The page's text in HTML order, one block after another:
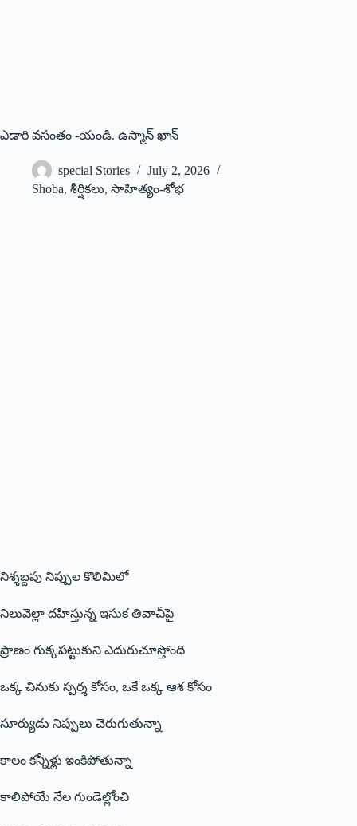
ఎడారి వసంతం -యండి. ఉస్మాన్ ఖాన్
special Stories
July 2, 2026
Shoba, శీర్షికలు, సాహిత్యం-శోభ
నిశ్శబ్దపు నిప్పుల కొలిమిలో
నిలువెల్లా దహిస్తున్న ఇసుక తివాచీపై
ప్రాణం గుక్కపట్టుకుని ఎదురుచూస్తోంది
ఒక్క చినుకు స్పర్శ కోసం, ఒకే ఒక్క ఆశ కోసం
సూర్యుడు నిప్పులు చెరుగుతున్నా
కాలం కన్నీళ్లు ఇంకిపోతున్నా
కాలిపోయే నేల గుండెల్లోంచి